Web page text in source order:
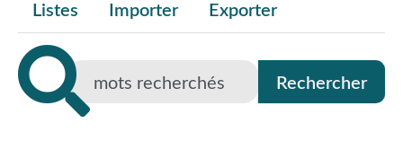
Listes Importer Exporter